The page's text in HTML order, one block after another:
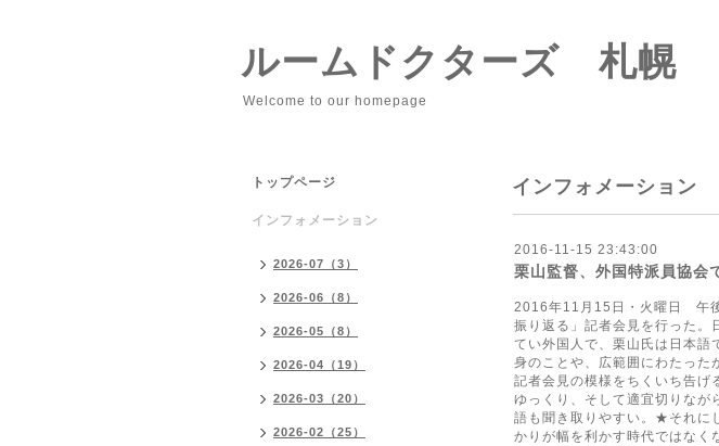
ルームドクターズ 札幌
Welcome to our homepage
インフォメーション
2016-11-15 23:43:00
栗山監督、外国特派員協会
2016年11月15日・火曜日 午後
振り返る」記者会見を行った。
てい外国人で、栗山氏は日本語
身のことや、広範囲にわたった
記者会見の模様をちくいち告げ
ゆっくり、そして適宜切りなが
語も聞き取りやすい。★それに
かりが幅を利かす時代ではな
トップページ
インフォメーション
2026-07（3）
2026-06（8）
2026-05（8）
2026-04（19）
2026-03（20）
2026-02（25）